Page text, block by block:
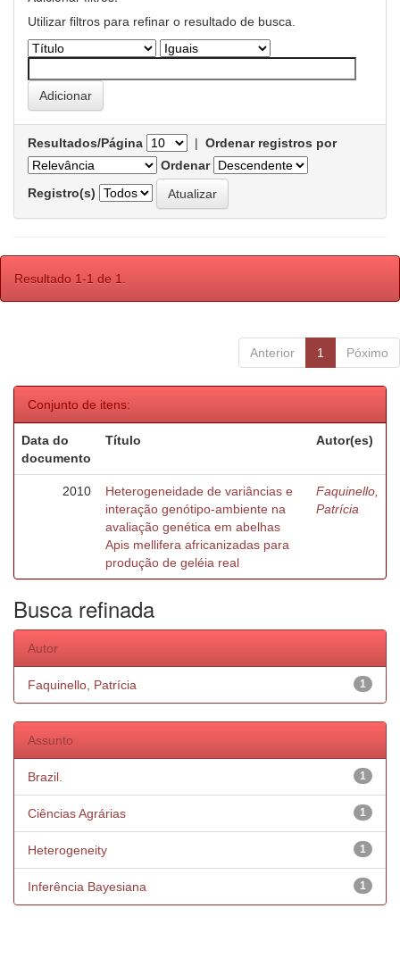
Utilizar filtros para refinar o resultado de busca.
Resultados/Página | Ordenar registros por
Ordenar
Registro(s)
Resultado 1-1 de 1.
Anterior 1 Póximo
Conjunto de itens:
Data do
documento
Título Autor(es)
2010
Heterogeneidade de variâncias e
interação genótipo-ambiente na
avaliação genética em abelhas
Apis mellifera africanizadas para
produção de geléia real
Faquinello,
Patrícia
Busca refinada
Autor
1
Faquinello, Patrícia
Assunto
1
Brazil.
1
Ciências Agrárias
1
Heterogeneity
1
Inferência Bayesiana